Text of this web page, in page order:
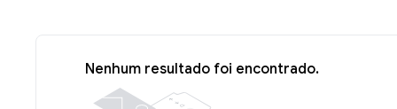
Nenhum resultado foi encontrado.